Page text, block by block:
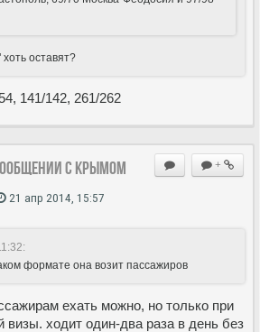
оставят?
141/142, 261/262
+
с Крымом
21 апр 2014, 15:57
:
формате она возит пассажиров
ехать можно, но только при
визы. ходит один-два раза в день без